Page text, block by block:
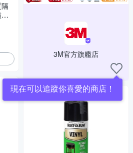
4
3M官方旗艦店
現在可以追蹤你喜愛的商店！